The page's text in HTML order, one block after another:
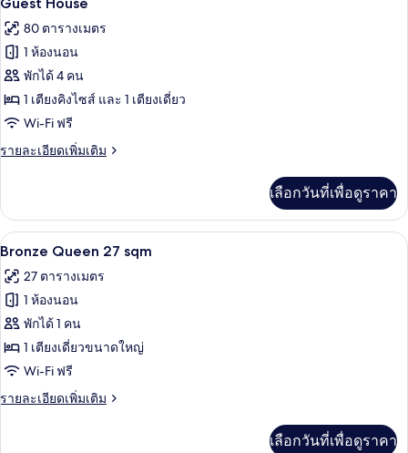
25
sqm
ภาพถ่าย
ทั้งหมด
ของ
Guest
House
80 ตารางเมตร
1 ห้องนอน
พักได้ 4 คน
1 เตียงคิงไซส์ และ 1 เตียงเดี่ยว
Wi-Fi ฟรี
รายละเอียดเพิ่มเติม
ราย
เกี่ยว
กับ
Guest
เลือกวันที่เพื่อดูราคา
เปิด
ภาพถ่าย
ทั้งหมด
ของ
Bronze
Queen
sqm
Bronze Queen 27 sqm | ผ้าปูที่นอนฝ้
9
Bronze Queen 27 sqm
27 ตารางเมตร
1 ห้องนอน
พักได้ 1 คน
1 เตียงเดี่ยวขนาดใหญ่
Wi-Fi ฟรี
รายละเอียดเพิ่มเติม
ราย
เลือกวันที่เพื่อดูราคา